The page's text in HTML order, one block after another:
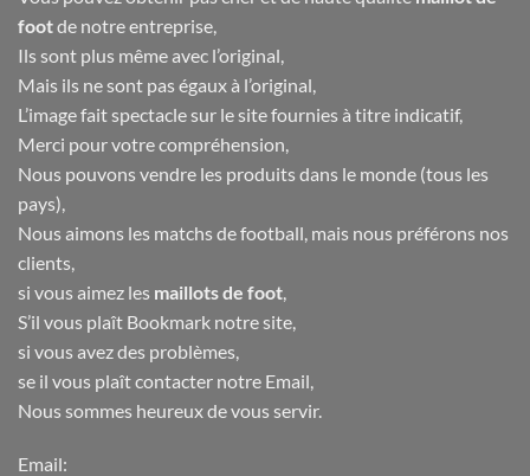
footde notre entreprise,
Ils sont plus même avec l’original,
Mais ils ne sont pas égaux à l’original,
L’image fait spectacle sur le site fournies à titre indicatif,
Merci pour votre compréhension,
Nous pouvons vendre les produits dans le monde (tous les
pays),
Nous aimons les matchs de football, mais nous préférons nos
clients,
si vous aimez les maillots de foot
S’il vous plaît Bookmark notre site,
si vous avez des problèmes,
se il vous plaît contacter notre Email,
Nous sommes heureux de vous servir.
Email: